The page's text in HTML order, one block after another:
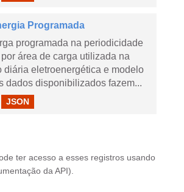
Programada
programada na periodicidade
área de carga utilizada na
diária eletroenergética e modelo
dados disponibilizados fazem...
JSON
ter acesso a esses registros usando
da API ).